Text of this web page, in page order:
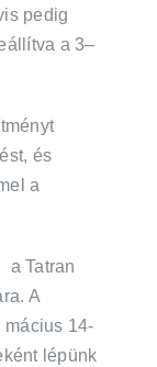
pedig
a 3–
és
a
a Tatran
A
mácius 14-
lépünk